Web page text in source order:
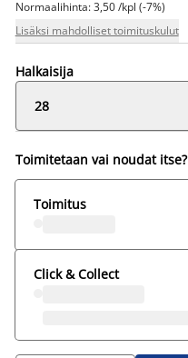
Normaalihinta: 3,50 /kpl (-7%)
Lisäksi mahdolliset toimituskulut
Halkaisija
28
Toimitetaan vai noudat itse?
Toimitus
Click & Collect